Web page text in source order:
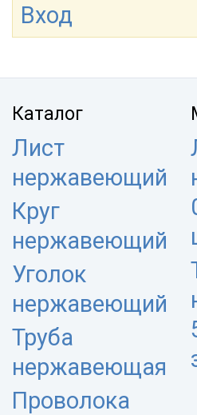
Вход
Каталог
Лист
нержавеющий
Круг
нержавеющий
Уголок
нержавеющий
Труба
нержавеющая
Проволока